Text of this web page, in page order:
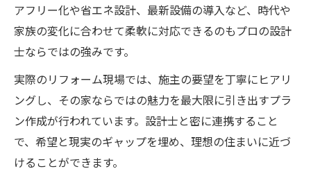
アフリー化や省エネ設計、最新設備の導入など、時代や
家族の変化に合わせて柔軟に対応できるのもプロの設計
士ならではの強みです。
実際のリフォーム現場では、施主の要望を丁寧にヒアリ
ングし、その家ならではの魅力を最大限に引き出すプラ
ン作成が行われています。設計士と密に連携すること
で、希望と現実のギャップを埋め、理想の住まいに近づ
けることができます。